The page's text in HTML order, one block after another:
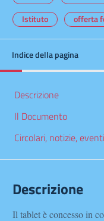
Istituto
offerta
Indice della pagina
Descrizione
Il Documento
Circolari, notizie,
Descrizione
Il tablet è concesso in